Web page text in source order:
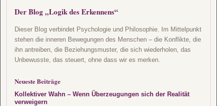
Der Blog „Logik des Erkennens“
Dieser Blog verbindet Psychologie und Philosophie. Im Mittelpunkt
stehen die inneren Bewegungen des Menschen – die Konflikte, die
ihn antreiben, die Beziehungsmuster, die sich wiederholen, das
Unbewusste, das steuert, ohne dass wir es merken.
Neueste Beiträge
Kollektiver Wahn – Wenn Überzeugungen sich der Realität
verweigern